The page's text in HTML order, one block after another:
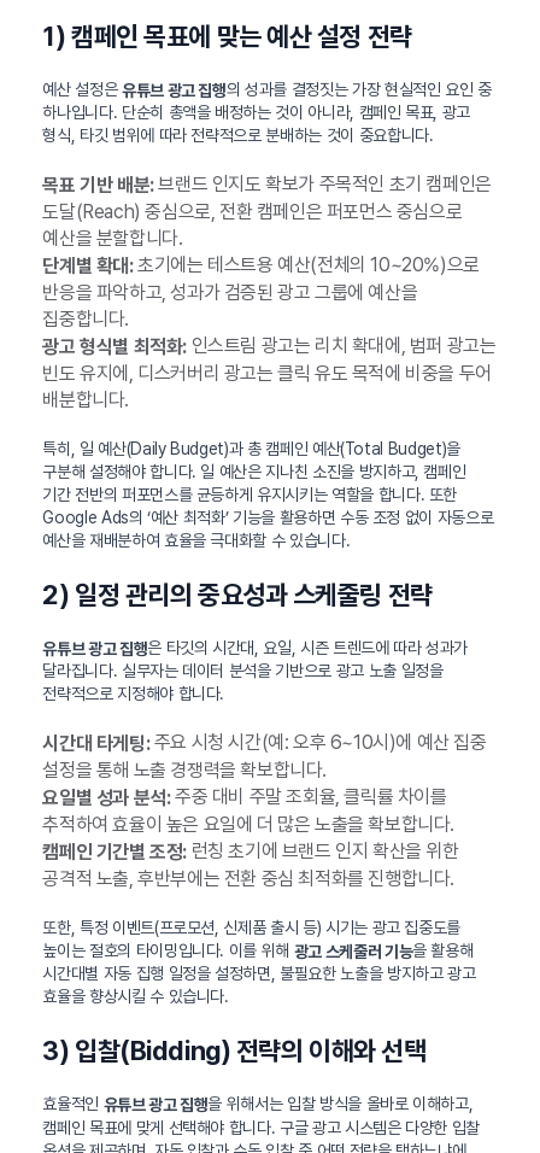
1) 캠페인 목표에 맞는 예산 설정 전략
예산 설정은유튜브 광고 집행의 성과를 결정짓는 가장 현실적인 요인 중
하나입니다. 단순히 총액을 배정하는 것이 아니라, 캠페인 목표, 광고
형식, 타깃 범위에 따라 전략적으로 분배하는 것이 중요합니다.
목표 기반 배분:브랜드 인지도 확보가 주목적인 초기 캠페인은
도달(Reach) 중심으로, 전환 캠페인은 퍼포먼스 중심으로
예산을 분할합니다.
단계별 확대:초기에는 테스트용 예산(전체의 10~20%)으로
반응을 파악하고, 성과가 검증된 광고 그룹에 예산을
집중합니다.
광고 형식별 최적화:인스트림 광고는 리치 확대에, 범퍼 광고는
빈도 유지에, 디스커버리 광고는 클릭 유도 목적에 비중을 두어
배분합니다.
특히, 일 예산(Daily Budget)과 총 캠페인 예산(Total Budget)을
구분해 설정해야 합니다. 일 예산은 지나친 소진을 방지하고, 캠페인
기간 전반의 퍼포먼스를 균등하게 유지시키는 역할을 합니다. 또한
Google Ads의 ‘예산 최적화’ 기능을 활용하면 수동 조정 없이 자동으로
예산을 재배분하여 효율을 극대화할 수 있습니다.
2) 일정 관리의 중요성과 스케줄링 전략
유튜브 광고 집행은 타깃의 시간대, 요일, 시즌 트렌드에 따라 성과가
달라집니다. 실무자는 데이터 분석을 기반으로 광고 노출 일정을
전략적으로 지정해야 합니다.
시간대 타게팅:주요 시청 시간(예: 오후 6~10시)에 예산 집중
설정을 통해 노출 경쟁력을 확보합니다.
요일별 성과 분석:주중 대비 주말 조회율, 클릭률 차이를
추적하여 효율이 높은 요일에 더 많은 노출을 확보합니다.
캠페인 기간별 조정:런칭 초기에 브랜드 인지 확산을 위한
공격적 노출, 후반부에는 전환 중심 최적화를 진행합니다.
또한, 특정 이벤트(프로모션, 신제품 출시 등) 시기는 광고 집중도를
높이는 절호의 타이밍입니다. 이를 위해 광고 스케줄러 기능을 활용해
시간대별 자동 집행 일정을 설정하면, 불필요한 노출을 방지하고 광고
효율을 향상시킬 수 있습니다.
3) 입찰(Bidding) 전략의 이해와 선택
효율적인 유튜브 광고 집행을 위해서는 입찰 방식을 올바로 이해하고,
캠페인 목표에 맞게 선택해야 합니다. 구글 광고 시스템은 다양한 입찰